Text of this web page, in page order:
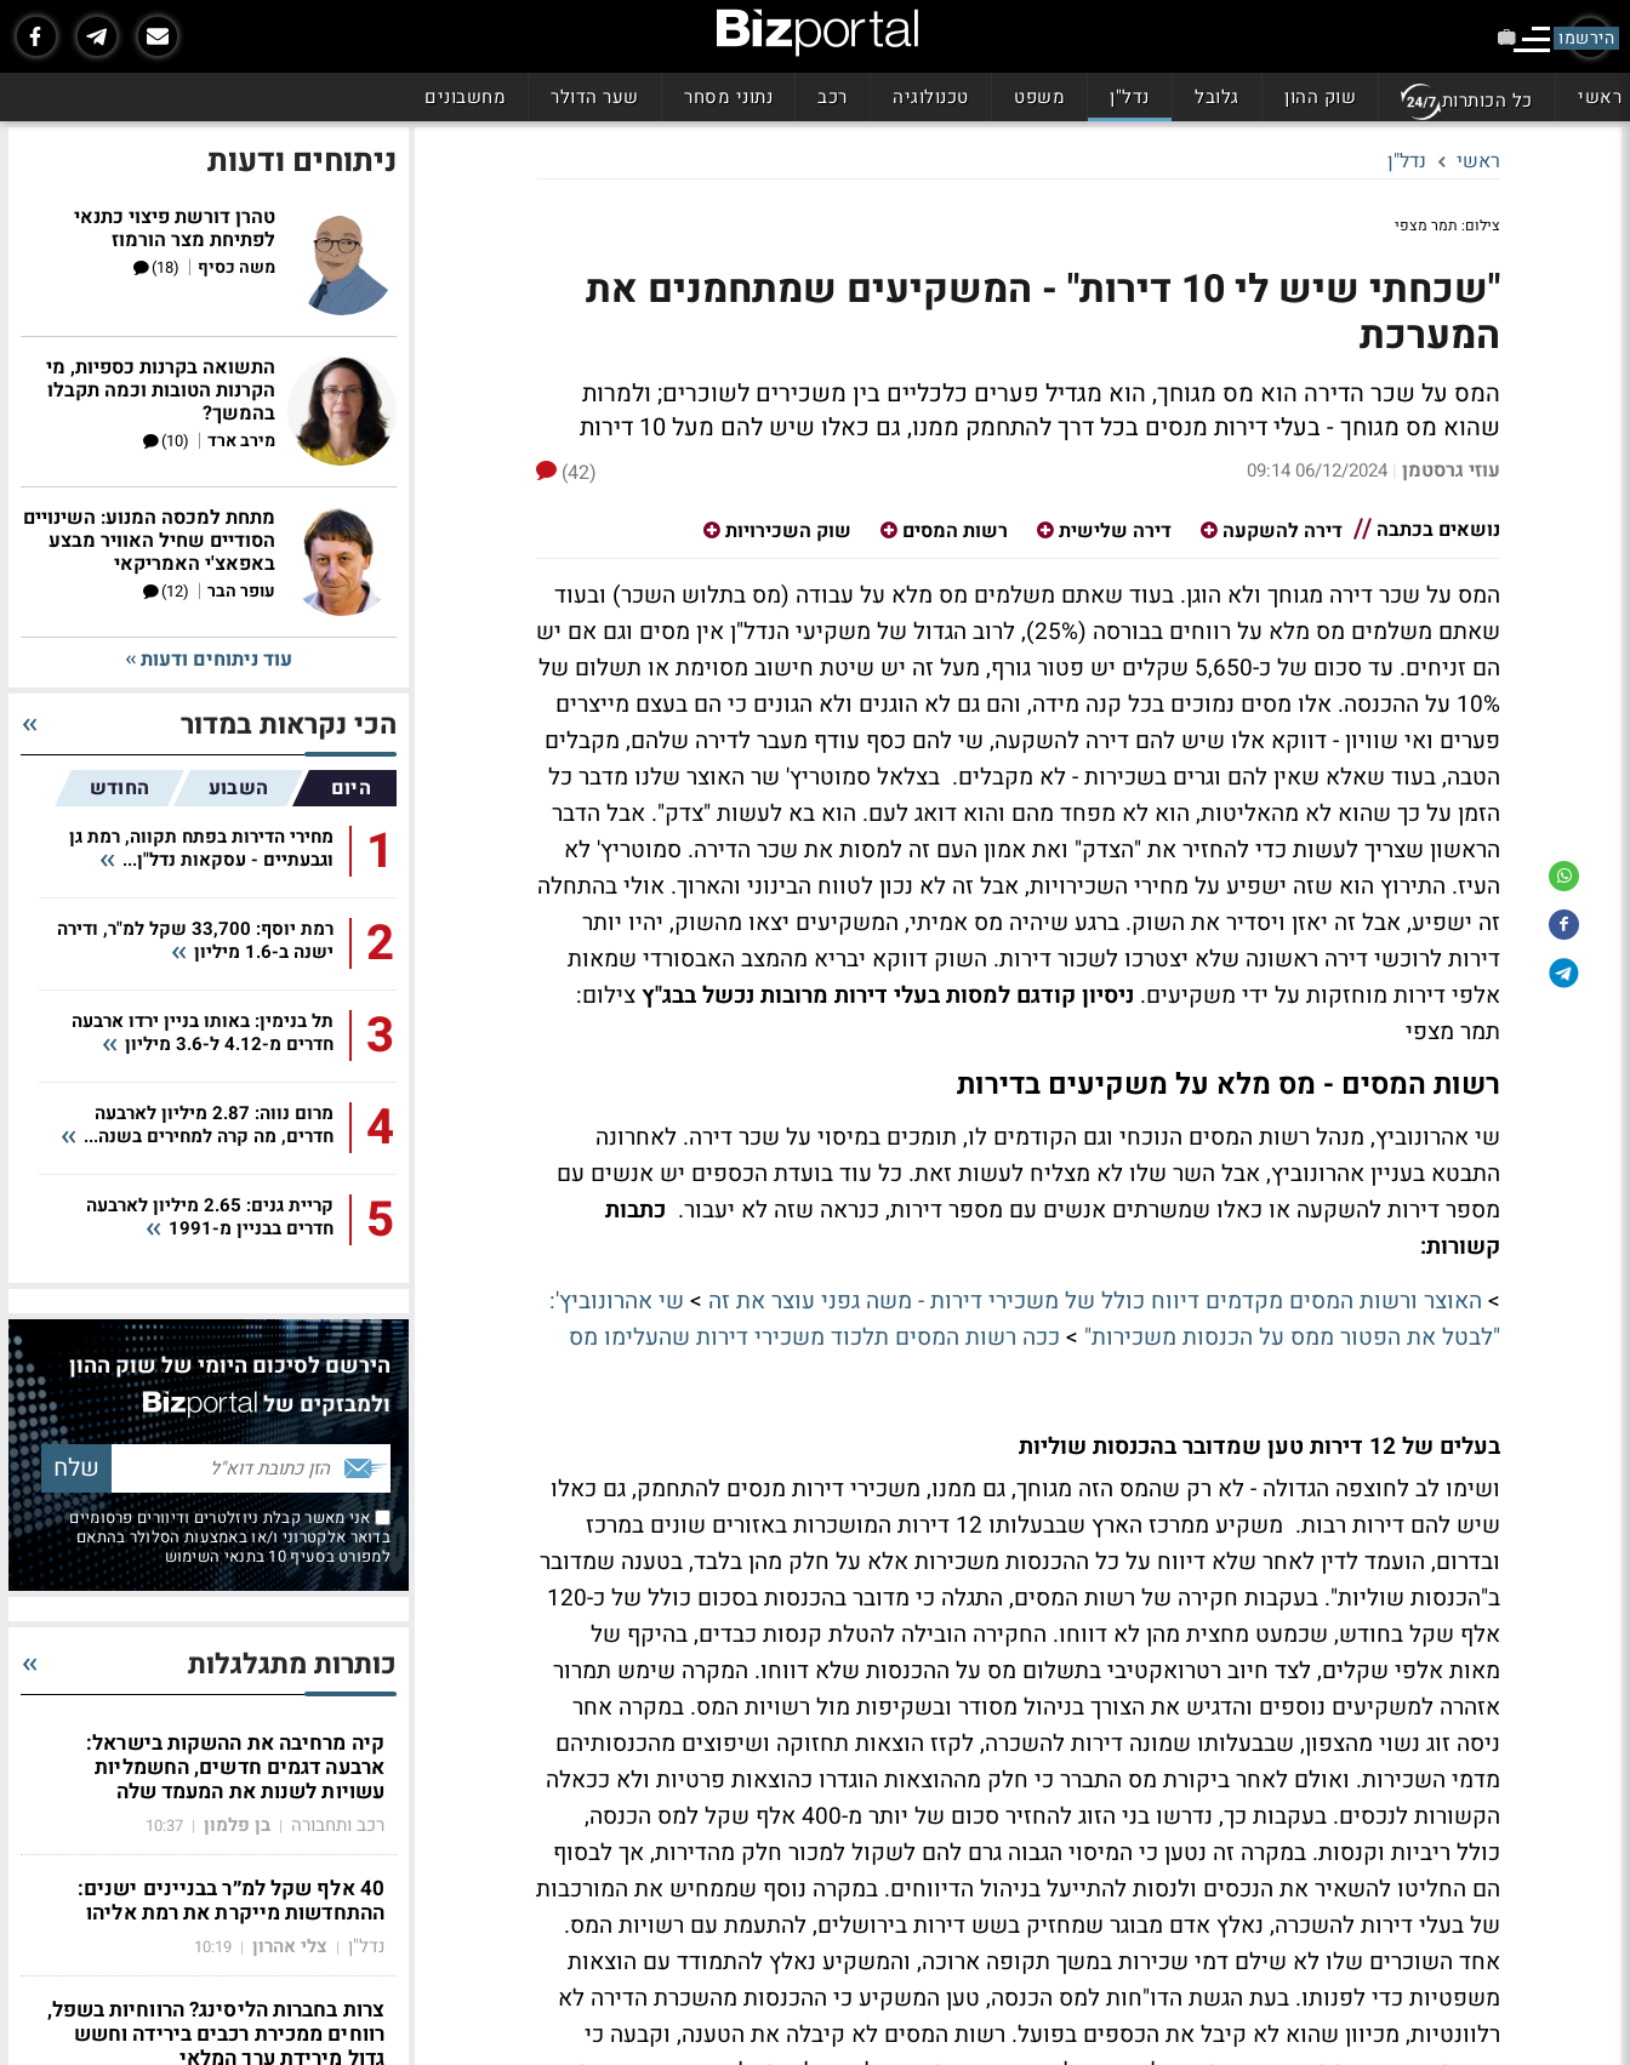
הירשמו
ראשי כל הכותרות שוק ההון גלובל נדל"ן משפט טכנולוגיה רכב נתוני מסחר שער הדולר מחשבונים
ראשי נדל"ן
צילום: תמר מצפי
"שכחתי שיש לי 10 דירות" - המשקיעים שמתחמנים את
המערכת
המס על שכר הדירה הוא מס מגוחך, הוא מגדיל פערים כלכליים בין משכירים לשוכרים; ולמרות
שהוא מס מגוחך - בעלי דירות מנסים בכל דרך להתחמק ממנו, גם כאלו שיש להם מעל 10 דירות
עוזי גרסטמן |
06/12/2024 09:14
(42)
נושאים בכתבה
דירה להשקעה דירה שלישית רשות המסים שוק השכירויות
המס על שכר דירה מגוחך ולא הוגן. בעוד שאתם משלמים מס מלא על עבודה (מס בתלוש השכר) ובעוד
שאתם משלמים מס מלא על רווחים בבורסה (25%), לרוב הגדול של משקיעי הנדל"ן אין מסים וגם אם יש
הם זניחים. עד סכום של כ-5,650 שקלים יש פטור גורף, מעל זה יש שיטת חישוב מסוימת או תשלום של
10% על ההכנסה. אלו מסים נמוכים בכל קנה מידה, והם גם לא הוגנים ולא הגונים כי הם בעצם מייצרים
פערים ואי שוויון - דווקא אלו שיש להם דירה להשקעה, שי להם כסף עודף מעבר לדירה שלהם, מקבלים
הטבה, בעוד שאלא שאין להם וגרים בשכירות - לא מקבלים. בצלאל סמוטריץ' שר האוצר שלנו מדבר כל
הזמן על כך שהוא לא מהאליטות, הוא לא מפחד מהם והוא דואג לעם. הוא בא לעשות "צדק". אבל הדבר
הראשון שצריך לעשות כדי להחזיר את "הצדק" ואת אמון העם זה למסות את שכר הדירה. סמוטריץ' לא
העיז. התירוץ הוא שזה ישפיע על מחירי השכירויות, אבל זה לא נכון לטווח הבינוני והארוך. אולי בהתחלה
זה ישפיע, אבל זה יאזן ויסדיר את השוק. ברגע שיהיה מס אמיתי, המשקיעים יצאו מהשוק, יהיו יותר
דירות לרוכשי דירה ראשונה שלא יצטרכו לשכור דירות. השוק דווקא יבריא מהמצב האבסורדי שמאות
אלפי דירות מוחזקות על ידי משקיעים. ניסיון קודגם למסות בעלי דירות מרובות נכשל בבג"ץצילום:
תמר מצפי
רשות המסים - מס מלא על משקיעים בדירות
שי אהרונוביץ, מנהל רשות המסים הנוכחי וגם הקודמים לו, תומכים במיסוי על שכר דירה. לאחרונה
התבטא בעניין אהרונוביץ, אבל השר שלו לא מצליח לעשות זאת. כל עוד בועדת הכספים יש אנשים עם
מספר דירות להשקעה או כאלו שמשרתים אנשים עם מספר דירות, כנראה שזה לא יעבור. כתבות
קשורות:
> האוצר ורשות המסים מקדמים דיווח כולל של משכירי דירות - משה גפני עוצר את זה > שי אהרונוביץ':
"לבטל את הפטור ממס על הכנסות משכירות" > ככה רשות המסים תלכוד משכירי דירות שהעלימו מס
בעלים של 12 דירות טען שמדובר בהכנסות שוליות
ושימו לב לחוצפה הגדולה - לא רק שהמס הזה מגוחך, גם ממנו, משכירי דירות מנסים להתחמק, גם כאלו
שיש להם דירות רבות. משקיע ממרכז הארץ שבבעלותו 12 דירות המושכרות באזורים שונים במרכז
ובדרום, הועמד לדין לאחר שלא דיווח על כל ההכנסות משכירות אלא על חלק מהן בלבד, בטענה שמדובר
ב"הכנסות שוליות". בעקבות חקירה של רשות המסים, התגלה כי מדובר בהכנסות בסכום כולל של כ-120
אלף שקל בחודש, שכמעט מחצית מהן לא דווחו. החקירה הובילה להטלת קנסות כבדים, בהיקף של
מאות אלפי שקלים, לצד חיוב רטרואקטיבי בתשלום מס על ההכנסות שלא דווחו. המקרה שימש תמרור
אזהרה למשקיעים נוספים והדגיש את הצורך בניהול מסודר ובשקיפות מול רשויות המס. במקרה אחר
ניסה זוג נשוי מהצפון, שבבעלותו שמונה דירות להשכרה, לקזז הוצאות תחזוקה ושיפוצים מהכנסותיהם
מדמי השכירות. ואולם לאחר ביקורת מס התברר כי חלק מההוצאות הוגדרו כהוצאות פרטיות ולא ככאלה
הקשורות לנכסים. בעקבות כך, נדרשו בני הזוג להחזיר סכום של יותר מ-400 אלף שקל למס הכנסה,
כולל ריביות וקנסות. במקרה זה נטען כי המיסוי הגבוה גרם להם לשקול למכור חלק מהדירות, אך לבסוף
הם החליטו להשאיר את הנכסים ולנסות להתייעל בניהול הדיווחים. במקרה נוסף שממחיש את המורכבות
של בעלי דירות להשכרה, נאלץ אדם מבוגר שמחזיק בשש דירות בירושלים, להתעמת עם רשויות המס.
אחד השוכרים שלו לא שילם דמי שכירות במשך תקופה ארוכה, והמשקיע נאלץ להתמודד עם הוצאות
משפטיות כדי לפנותו. בעת הגשת הדו"חות למס הכנסה, טען המשקיע כי ההכנסות מהשכרת הדירה לא
רלוונטיות, מכיוון שהוא לא קיבל את הכספים בפועל. רשות המסים לא קיבלה את הטענה, וקבעה כי
ניתוחים ודעות
טהרן דורשת פיצוי כתנאי
לפתיחת מצר הורמוז
משה כסיף |
(18)
התשואה בקרנות כספיות, מי
הקרנות הטובות וכמה תקבלו
בהמשך?
מירב ארד |
(10)
מתחת למכסה המנוע: השינויים
הסודיים שחיל האוויר מבצע
באפאצ'י האמריקאי
עופר הבר |
(12)
עוד ניתוחים ודעות
הכי נקראות במדור
היום השבוע החודש
1
מחירי הדירות בפתח תקווה, רמת גן
וגבעתיים - עסקאות נדל"ן...
2
רמת יוסף: 33,700 שקל למ"ר, ודירה
ישנה ב-1.6 מיליון
3
תל בנימין: באותו בניין ירדו ארבעה
חדרים מ-4.12 ל-3.6 מיליון
4
מרום נווה: 2.87 מיליון לארבעה
חדרים, מה קרה למחירים בשנה...
5
קריית גנים: 2.65 מיליון לארבעה
חדרים בבניין מ-1991
הירשם לסיכום היומי של שוק ההון
ולמבזקים של
אני מאשר קבלת ניוזלטרים ודיוורים פרסומיים
בדואר אלקטרוני ו/או באמצעות הסלולר בהתאם
למפורט בסעיף 10 בתנאי השימוש
כותרות מתגלגלות
קיה מרחיבה את ההשקות בישראל:
ארבעה דגמים חדשים, החשמליות
עשויות לשנות את המעמד שלה
רכב ותחבורה | בן פלמון |
10:37
40 אלף שקל למ״ר בבניינים ישנים:
ההתחדשות מייקרת את רמת אליהו
נדל"ן | צלי אהרון |
10:19
צרות בחברות הליסינג? הרווחיות בשפל,
רווחים ממכירת רכבים בירידה וחשש
גדול מירידת ערך המלאי